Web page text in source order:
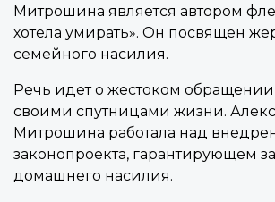
Митрошина является автором
хотела умирать». Он посвящен
семейного насилия.
Речь идет о жестоком
своими спутницами жизни.
Митрошина работала над
законопроекта, гарантирующем
домашнего насилия.